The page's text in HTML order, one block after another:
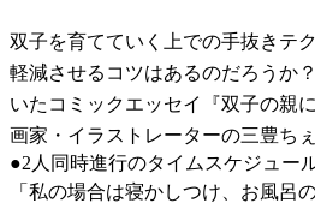
双子を育てていく上での手抜きテ
軽減させるコツはあるのだろうか
いたコミックエッセイ『双子の親
画家・イラストレーターの三豊ち
●2人同時進行のタイムスケジュー
「私の場合は寝かしつけ、お風呂